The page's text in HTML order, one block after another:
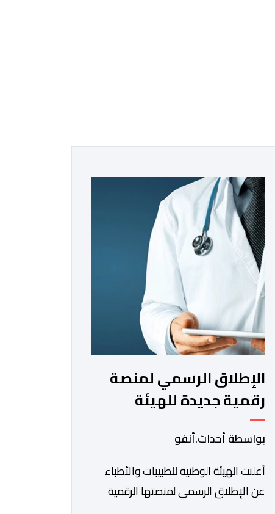
الإطلاق الرسمي لمنصة
رقمية جديدة للهيئة
الوطنية للطبيبات والأطباء
بواسطة أحداث.أنفو
أعلنت الهيئة الوطنية للطبيبات والأطباء
عن الإطلاق الرسمي لمنصتها الرقمية